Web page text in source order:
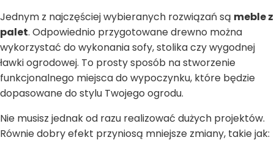
Jednym z najczęściej wybieranych rozwiązań są meble z
palet. Odpowiednio przygotowane drewno można
wykorzystać do wykonania sofy, stolika czy wygodnej
ławki ogrodowej. To prosty sposób na stworzenie
funkcjonalnego miejsca do wypoczynku, które będzie
dopasowane do stylu Twojego ogrodu.
Nie musisz jednak od razu realizować dużych projektów.
Równie dobry efekt przyniosą mniejsze zmiany, takie jak: